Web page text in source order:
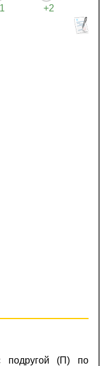
+2
подругой (П) по